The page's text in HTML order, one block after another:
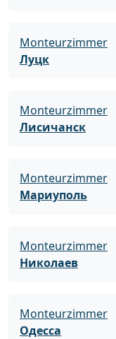
Monteurzimmer
Луцк
Monteurzimmer
Лисичанск
Monteurzimmer
Мариуполь
Monteurzimmer
Николаев
Monteurzimmer
Одесса